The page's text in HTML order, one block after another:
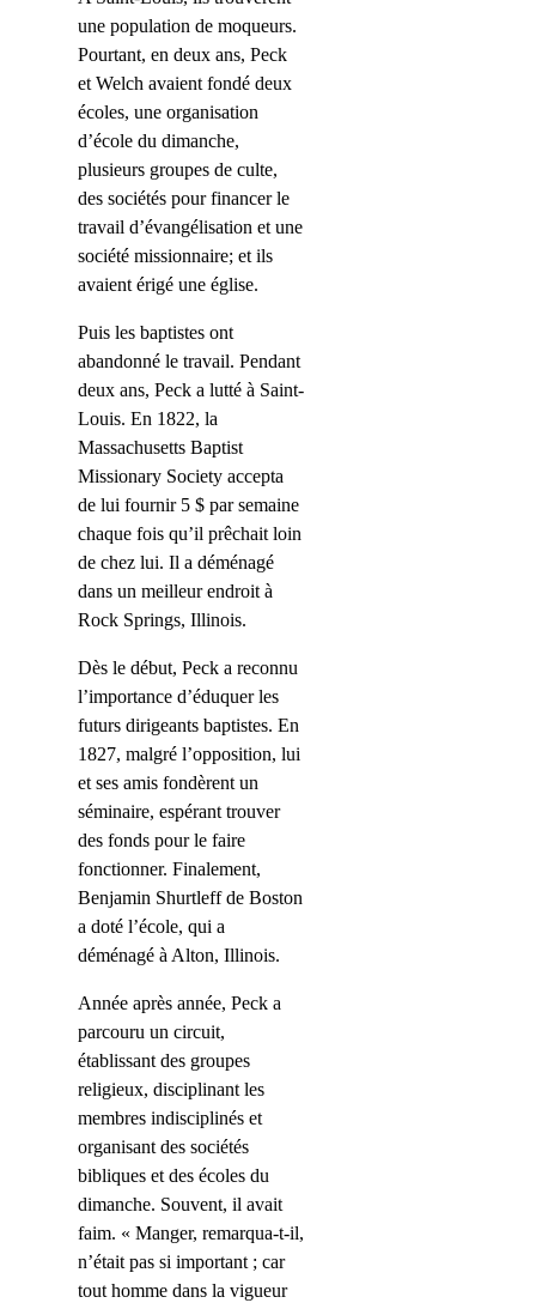
une population de moqueurs.
Pourtant, en deux ans, Peck
et Welch avaient fondé deux
écoles, une organisation
d’école du dimanche,
plusieurs groupes de culte,
des sociétés pour financer le
travail d’évangélisation et une
société missionnaire; et ils
avaient érigé une église.
Puis les baptistes ont
abandonné le travail. Pendant
deux ans, Peck a lutté à Saint-
Louis. En 1822, la
Massachusetts Baptist
Missionary Society accepta
de lui fournir 5 $ par semaine
chaque fois qu’il prêchait loin
de chez lui. Il a déménagé
dans un meilleur endroit à
Rock Springs, Illinois.
Dès le début, Peck a reconnu
l’importance d’éduquer les
futurs dirigeants baptistes. En
1827, malgré l’opposition, lui
et ses amis fondèrent un
séminaire, espérant trouver
des fonds pour le faire
fonctionner. Finalement,
Benjamin Shurtleff de Boston
a doté l’école, qui a
déménagé à Alton, Illinois.
Année après année, Peck a
parcouru un circuit,
établissant des groupes
religieux, disciplinant les
membres indisciplinés et
organisant des sociétés
bibliques et des écoles du
dimanche. Souvent, il avait
faim. « Manger, remarqua-t-il,
n’était pas si important ; car
tout homme dans la vigueur